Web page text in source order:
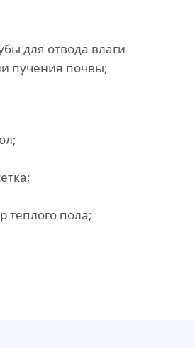
для отвода влаги
пучения почвы;
теплого пола;